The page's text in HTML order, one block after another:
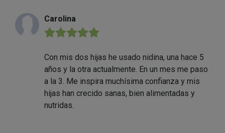
Carolina
★★★★★
Con mis dos hijas he usado nidina, una hace 5
años y la otra actualmente. En un mes me paso
a la 3. Me inspira muchísima confianza y mis
hijas han crecido sanas, bien alimentadas y
nutridas.